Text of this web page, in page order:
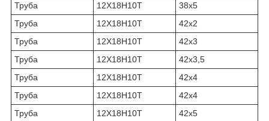
Труба
12Х18Н10Т
38х5
Труба
12Х18Н10Т
42х2
Труба
12Х18Н10Т
42х3
Труба
12Х18Н10Т
42х3,5
Труба
12Х18Н10Т
42х4
Труба
12Х18Н10Т
42х4
Труба
12Х18Н10Т
42х5